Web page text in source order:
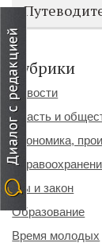
Рубрики
Новости
Власть и
Экономика,
Мы и закон
Образование
Время молодых